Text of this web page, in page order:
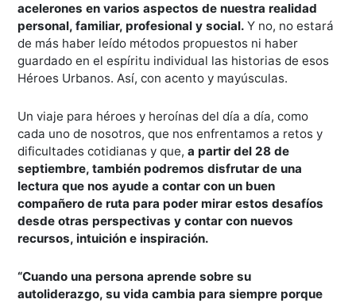
acelerones en varios aspectos de nuestra realidad
personal, familiar, profesional y social.Y no, no estará
de más haber leído métodos propuestos ni haber
guardado en el espíritu individual las historias de esos
Héroes Urbanos. Así, con acento y mayúsculas.
Un viaje para héroes y heroínas del día a día, como
cada uno de nosotros, que nos enfrentamos a retos y
dificultades cotidianas y que, a partir del 28 de
septiembre, también podremos disfrutar de una
lectura que nos ayude a contar con un buen
compañero de ruta para poder mirar estos desafíos
desde otras perspectivas y contar con nuevos
recursos, intuición e inspiración.
“Cuando una persona aprende sobre su
autoliderazgo, su vida cambia para siempre porque